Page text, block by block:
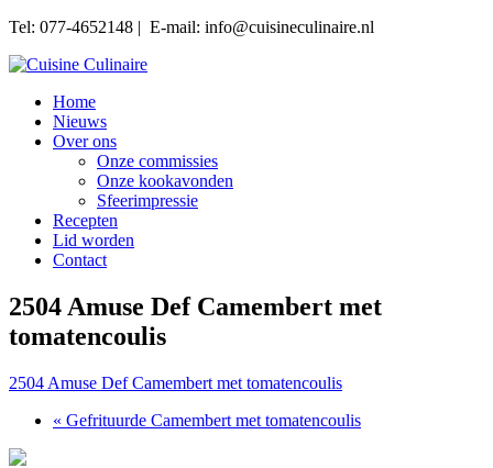
Tel: 077-4652148 | E-mail: info@cuisineculinaire.nl
Home
Nieuws
Over ons
Onze commissies
Onze kookavonden
Sfeerimpressie
Recepten
Lid worden
Contact
2504 Amuse Def Camembert met
tomatencoulis
2504 Amuse Def Camembert met tomatencoulis
« Gefrituurde Camembert met tomatencoulis